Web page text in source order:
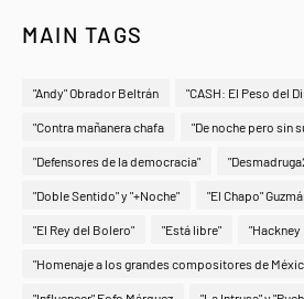
MAIN TAGS
"Andy" Obrador Beltrán "CASH: El Peso del
"Contra mañanera chafa "De noche pero sin
"Defensores de la democracia"
"Doble Sentido" y "+Noche" "El Chapo"
"El Rey del Bolero" "Está libre"
"Homenaje a los grandes compositores de